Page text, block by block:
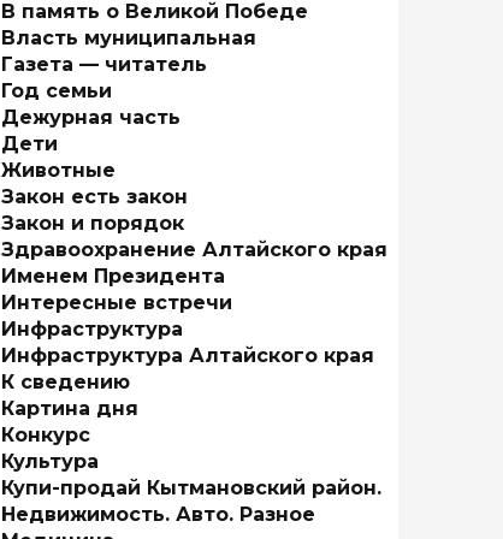
В память о Великой Победе
Власть муниципальная
Газета — читатель
Год семьи
Дежурная часть
Дети
Животные
Закон есть закон
Закон и порядок
Здравоохранение Алтайского края
Именем Президента
Интересные встречи
Инфраструктура
Инфраструктура Алтайского края
К сведению
Картина дня
Конкурс
Культура
Купи-продай Кытмановский район.
Недвижимость. Авто. Разное